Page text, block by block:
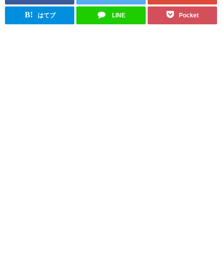
B! はてブ LINE Pocket